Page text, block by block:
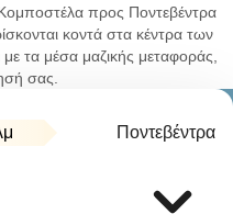
προς Ποντεβέντρα
κοντά στα κέντρα των
τα μέσα μαζικής μεταφοράς,
σας.
Ποντεβέντρα